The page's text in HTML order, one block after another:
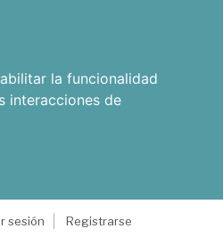
la funcionalidad
interacciones de
sesión
Registrarse